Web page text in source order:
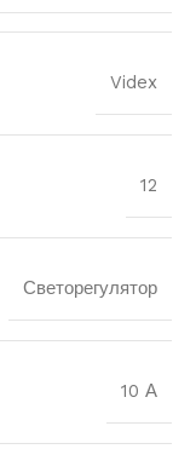
Videx
12
Светорегулятор
10 А